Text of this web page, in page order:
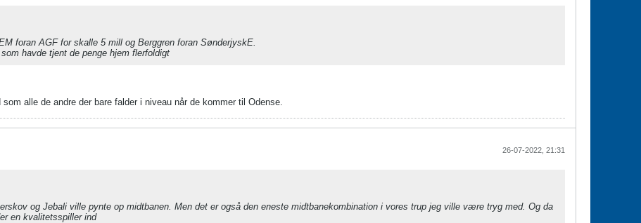
foran AGF for skalle 5 mill og Berggren foran SønderjyskE.
havde tjent de penge hjem flerfoldigt
alle de andre der bare falder i niveau når de kommer til Odense.
26-07-2022, 21:31
og Jebali ville pynte op midtbanen. Men det er også den eneste midtbanekombination i vores trup jeg ville være tryg med. Og da
en kvalitetsspiller ind